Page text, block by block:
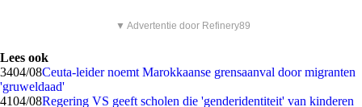
▼ Advertentie door Refinery89
Lees ook
3404/08Ceuta-leider noemt Marokkaanse grensaanval door migranten
'gruweldaad'
4104/08Regering VS geeft scholen die 'genderidentiteit' van kinderen